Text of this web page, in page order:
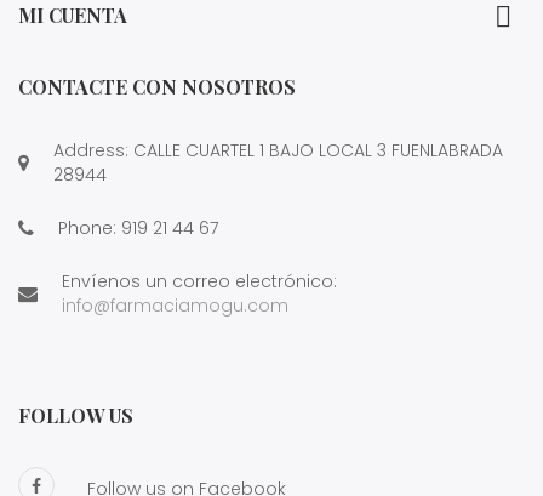
MI CUENTA 
CONTACTE CON NOSOTROS
Address: CALLE CUARTEL 1 BAJO LOCAL 3 FUENLABRADA
28944
Phone: 919 21 44 67
Envíenos un correo electrónico:
info@farmaciamogu.com
FOLLOW US
Follow us on Facebook